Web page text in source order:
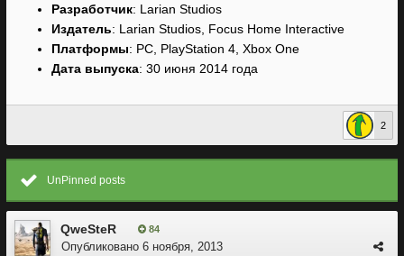
Разработчик: Larian Studios
Издатель: Larian Studios, Focus Home Interactive
Платформы: PC, PlayStation 4, Xbox One
Дата выпуска: 30 июня 2014 года
2
UnPinned posts
QweSteR 84
Опубликовано 6 ноября, 2013